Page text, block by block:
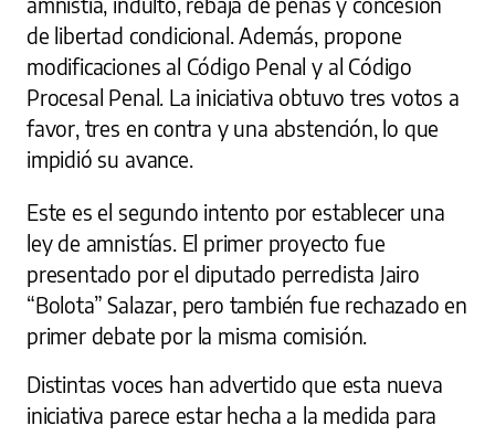
de libertad condicional. Además, propone
modificaciones al Código Penal y al Código
Procesal Penal. La iniciativa obtuvo tres votos a
favor, tres en contra y una abstención, lo que
impidió su avance.
Este es el segundo intento por establecer una
ley de amnistías. El primer proyecto fue
presentado por el diputado perredista Jairo
“Bolota” Salazar, pero también fue rechazado en
primer debate por la misma comisión.
Distintas voces han advertido que esta nueva
iniciativa parece estar hecha a la medida para